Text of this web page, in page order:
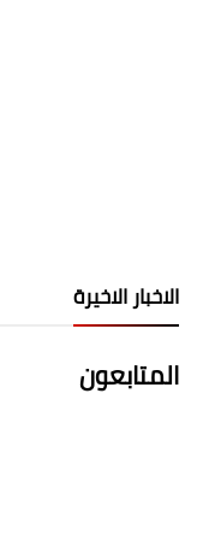
الاخبار الاخيرة
المتابعون